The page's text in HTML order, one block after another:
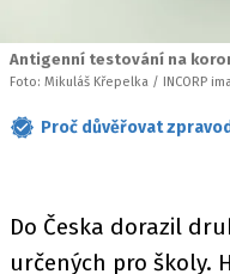
Antigenní testování na
Foto: Mikuláš Křepelka / INCORP
Proč důvěřovat
Do Česka dorazil
určených pro školy.